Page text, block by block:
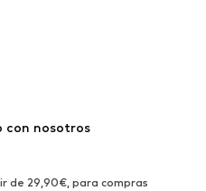
con nosotros
de 29,90€, para compras